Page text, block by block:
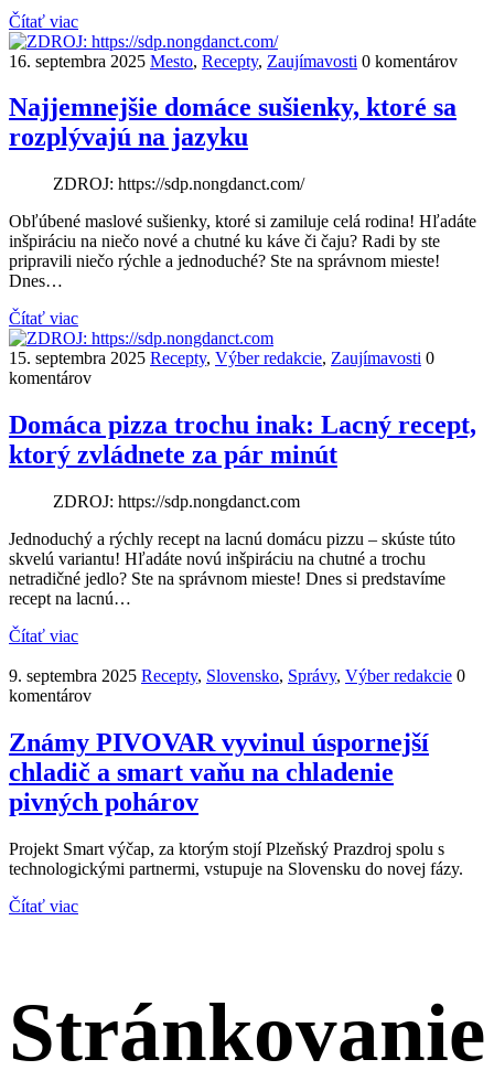
Čítať viac
16. septembra 2025 Mesto, Recepty, Zaujímavosti 0 komentárov
Najjemnejšie domáce sušienky, ktoré sa
rozplývajú na jazyku
ZDROJ: https://sdp.nongdanct.com/
Obľúbené maslové sušienky, ktoré si zamiluje celá rodina! Hľadáte
inšpiráciu na niečo nové a chutné ku káve či čaju? Radi by ste
pripravili niečo rýchle a jednoduché? Ste na správnom mieste!
Dnes…
Čítať viac
15. septembra 2025 Recepty, Výber redakcie, Zaujímavosti 0
komentárov
Domáca pizza trochu inak: Lacný recept,
ktorý zvládnete za pár minút
ZDROJ: https://sdp.nongdanct.com
Jednoduchý a rýchly recept na lacnú domácu pizzu – skúste túto
skvelú variantu! Hľadáte novú inšpiráciu na chutné a trochu
netradičné jedlo? Ste na správnom mieste! Dnes si predstavíme
recept na lacnú…
Čítať viac
9. septembra 2025 Recepty, Slovensko, Správy, Výber redakcie 0
komentárov
Známy PIVOVAR vyvinul úspornejší
chladič a smart vaňu na chladenie
pivných pohárov
Projekt Smart výčap, za ktorým stojí Plzeňský Prazdroj spolu s
technologickými partnermi, vstupuje na Slovensku do novej fázy.
Čítať viac
Stránkovanie